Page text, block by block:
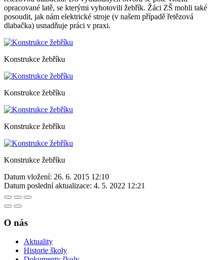
opracované latě, se kterými vyhotovili žebřík. Žáci ZŠ mohli také
posoudit, jak nám elektrické stroje (v našem případě řetězová
dlabačka) usnadňuje práci v praxi.
Konstrukce žebříku
Konstrukce žebříku
Konstrukce žebříku
Konstrukce žebříku
Datum vložení: 26. 6. 2015 12:10
Datum poslední aktualizace: 4. 5. 2022 12:21
O nás
Aktuality
Historie školy